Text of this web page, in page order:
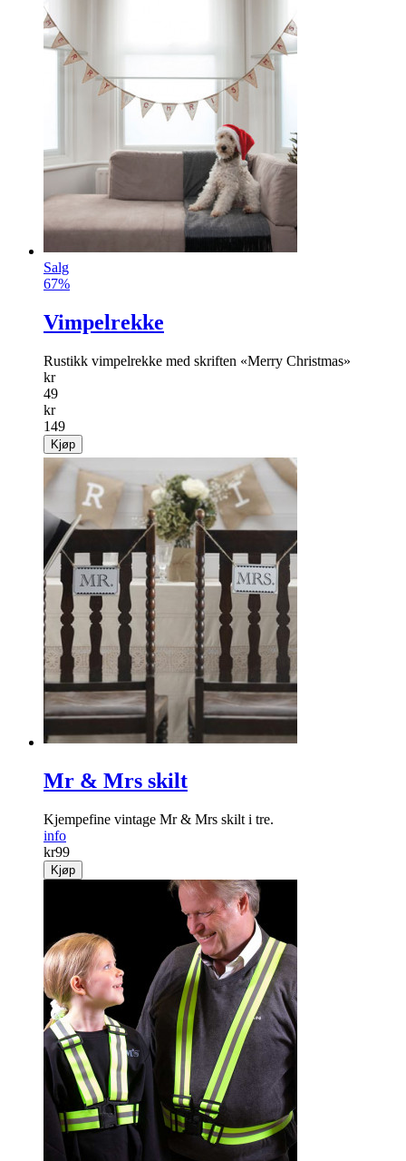
Salg
67%
Vimpelrekke
Rustikk vimpelrekke med skriften «Merry Christmas»
kr
49
kr
149
Kjøp
Mr & Mrs skilt
Kjempefine vintage Mr & Mrs skilt i tre.
info
kr99
Kjøp